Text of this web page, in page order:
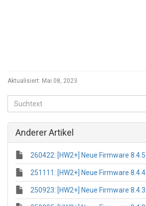
Aktualisiert: Mai 08, 2023
Anderer Artikel
260422: [HW2+] Neue Firmware 8.4.5
251111: [HW2+] Neue Firmware 8.4.4
250923: [HW2+] Neue Firmware 8.4.3